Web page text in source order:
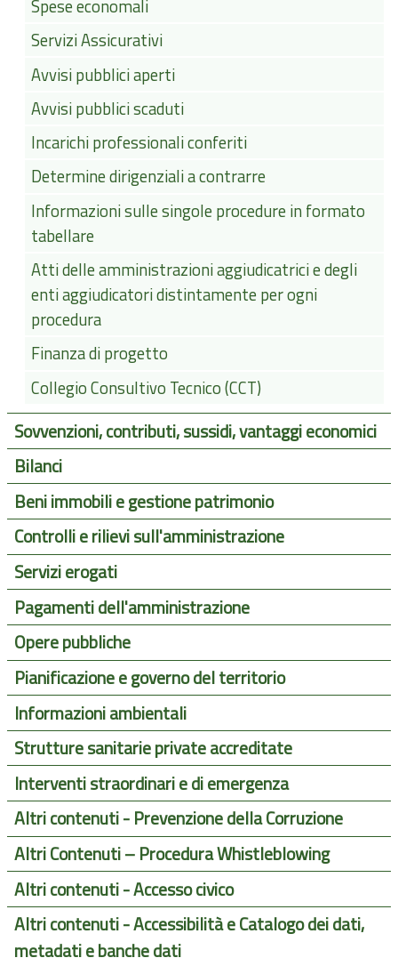
Spese economali
Servizi Assicurativi
Avvisi pubblici aperti
Avvisi pubblici scaduti
Incarichi professionali conferiti
Determine dirigenziali a contrarre
Informazioni sulle singole procedure in formato
tabellare
Atti delle amministrazioni aggiudicatrici e degli
enti aggiudicatori distintamente per ogni
procedura
Finanza di progetto
Collegio Consultivo Tecnico (CCT)
Sovvenzioni, contributi, sussidi, vantaggi economici
Bilanci
Beni immobili e gestione patrimonio
Controlli e rilievi sull'amministrazione
Servizi erogati
Pagamenti dell'amministrazione
Opere pubbliche
Pianificazione e governo del territorio
Informazioni ambientali
Strutture sanitarie private accreditate
Interventi straordinari e di emergenza
Altri contenuti - Prevenzione della Corruzione
Altri Contenuti – Procedura Whistleblowing
Altri contenuti - Accesso civico
Altri contenuti - Accessibilità e Catalogo dei dati,
metadati e banche dati